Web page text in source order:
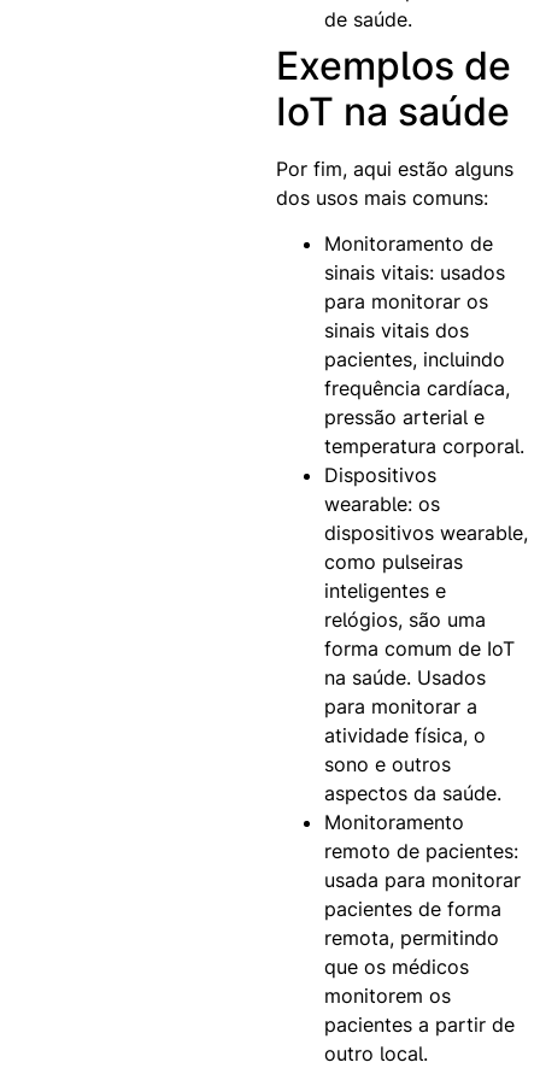
de saúde.
Exemplos de
IoT na saúde
Por fim, aqui estão alguns
dos usos mais comuns:
Monitoramento de
sinais vitais: usados
para monitorar os
sinais vitais dos
pacientes, incluindo
frequência cardíaca,
pressão arterial e
temperatura corporal.
Dispositivos
wearable: os
dispositivos wearable,
como pulseiras
inteligentes e
relógios, são uma
forma comum de IoT
na saúde. Usados
para monitorar a
atividade física, o
sono e outros
aspectos da saúde.
Monitoramento
remoto de pacientes:
usada para monitorar
pacientes de forma
remota, permitindo
que os médicos
monitorem os
pacientes a partir de
outro local.